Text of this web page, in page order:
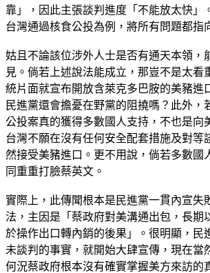
靠」，因此主張談判進度「不能放太快」
台灣通過核食公投為例，將所有問題都指
姑且不論該位涉外人士是否有通天本領，
見。倘若上述說法能成立，那豈不是太看
統片面就宣布開放含萊克多巴胺的美豬進
民進黨還會擔憂在野黨的阻撓嗎？此外，
公投案真的獲得多數國人支持，不也是向
台灣不願在沒有任何安全配套措施及對等
然接受美豬進口。更不用說，倘若多數國
同重重打臉蔡英文。
實際上，此傳聞根本是民進黨一貫內宣失
法，主因是「蔡政府對美溝通出包，長期
於操作出口轉內銷的後果」。很明顯，民
未談判的事實，就開始大肆宣傳，現在當
何況蔡政府根本沒有確實掌握美方來訪的